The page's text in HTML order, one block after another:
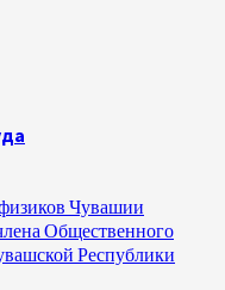
Чувашии
Общественного
Республики